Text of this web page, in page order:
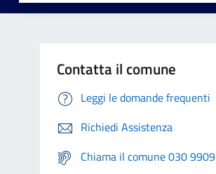
Contatta il comune
Leggi le domande frequenti
Richiedi Assistenza
Chiama il comune 030